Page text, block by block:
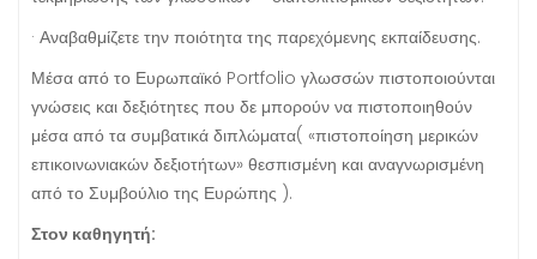
· Αναβαθμίζετε την ποιότητα της παρεχόμενης εκπαίδευσης.
Μέσα από το Ευρωπαϊκό Portfolio γλωσσών πιστοποιούνται
γνώσεις και δεξιότητες που δε μπορούν να πιστοποιηθούν
μέσα από τα συμβατικά διπλώματα( «πιστοποίηση μερικών
επικοινωνιακών δεξιοτήτων» θεσπισμένη και αναγνωρισμένη
από το Συμβούλιο της Ευρώπης ).
Στον καθηγητή: